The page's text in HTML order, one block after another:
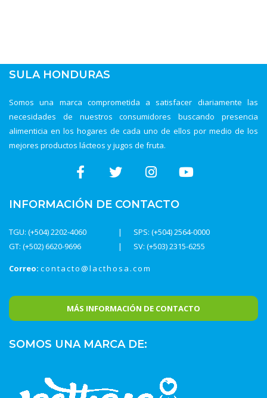
SULA HONDURAS
Somos una marca comprometida a satisfacer diariamente las
necesidades de nuestros consumidores buscando presencia
alimenticia en los hogares de cada uno de ellos por medio de los
mejores productos lácteos y jugos de fruta.
INFORMACIÓN DE CONTACTO
TGU: (+504) 2202-4060
SPS: (+504) 2564-0000
SV: (+503) 2315-6255
GT: (+502) 6620-9696
Correo: contacto@lacthosa.com
MÁS INFORMACIÓN DE CONTACTO
SOMOS UNA MARCA DE: